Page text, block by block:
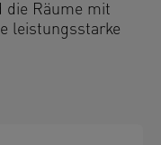
die Räume mit
leistungsstarke
eine
der H13 HEPA-